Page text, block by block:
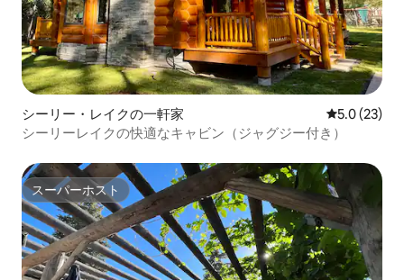
シーリー・レイクの一軒家 レビュー23
5.0 (23)
シーリーレイクの快適なキャビン（ジャグジー付き）
スーパーホスト
スーパーホスト